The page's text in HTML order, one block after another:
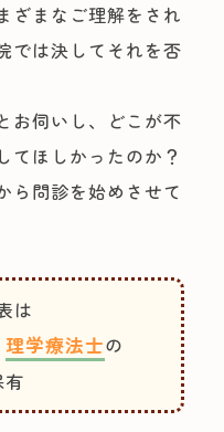
ざまなご理解をされ
では決してそれを否
お伺いし、どこが不
てほしかったのか？
ら問診を始めさせて
は
理学療法士の
有